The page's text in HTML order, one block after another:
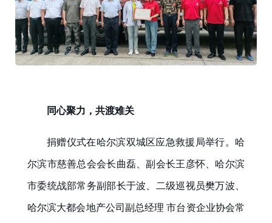
同心聚力，共渡难关
捐赠仪式在哈尔滨双城区应急救援局举行。哈
尔滨市慈善总会会长曲磊、副会长王彦怀、哈尔滨
市委统战部常务副部长于波、二级巡视员樊万波、
哈尔滨大都会地产公司副总经理 市台资企业协会常